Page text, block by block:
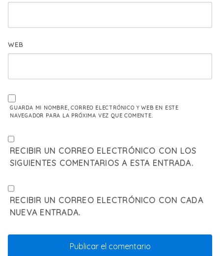
WEB
GUARDA MI NOMBRE, CORREO ELECTRÓNICO Y WEB EN ESTE
NAVEGADOR PARA LA PRÓXIMA VEZ QUE COMENTE.
RECIBIR UN CORREO ELECTRÓNICO CON LOS
SIGUIENTES COMENTARIOS A ESTA ENTRADA.
RECIBIR UN CORREO ELECTRÓNICO CON CADA
NUEVA ENTRADA.